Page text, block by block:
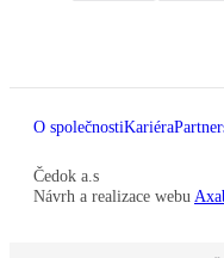
O společnostiKariéra
Čedok a.s
Návrh a realizace webu